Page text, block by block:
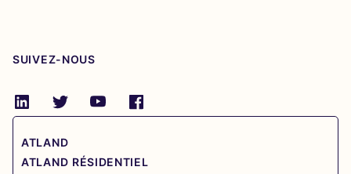
SUIVEZ-NOUS
ATLAND
ATLAND RÉSIDENTIEL